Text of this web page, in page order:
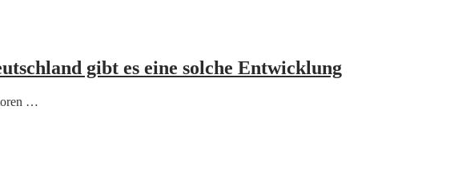
gibt es eine solche Entwicklung
…